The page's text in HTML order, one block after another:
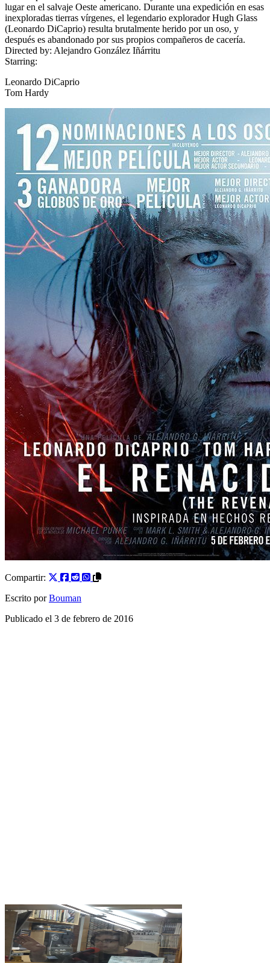
lugar en el salvaje Oeste americano. Durante una expedición en esas
inexploradas tierras vírgenes, el legendario explorador Hugh Glass
(Leonardo DiCaprio) resulta brutalmente herido por un oso, y
después es abandonado por sus propios compañeros de cacería.
Directed by: Alejandro González Iñárritu
Starring:
Leonardo DiCaprio
Tom Hardy
Compartir:
Escrito por Bouman
Publicado el 3 de febrero de 2016